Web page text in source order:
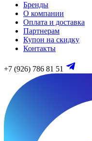
Бренды
О компании
Оплата и доставка
Партнерам
Купон на скидку
Контакты
+7 (926) 786 81 51